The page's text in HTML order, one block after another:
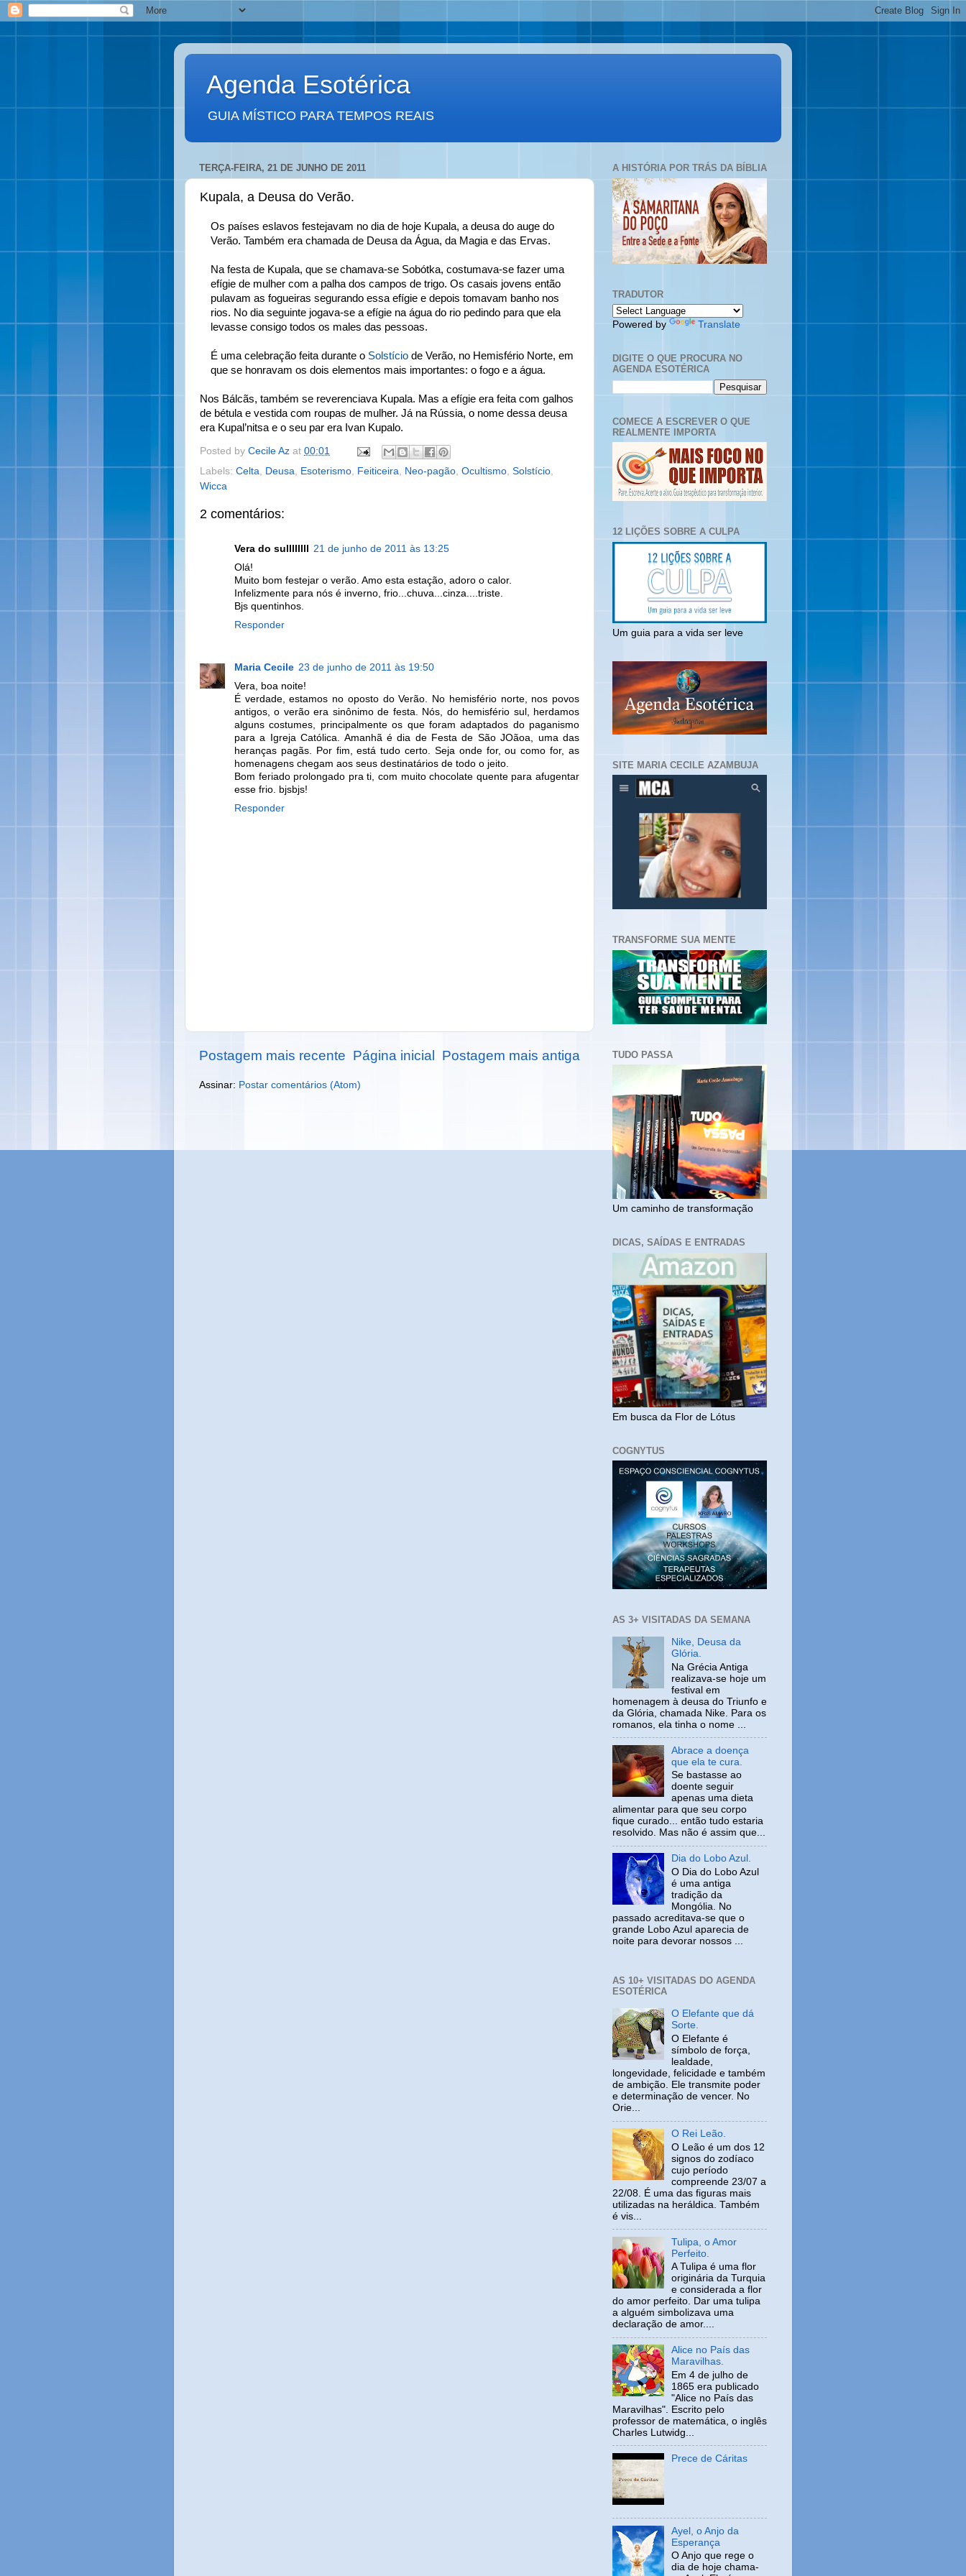
Agenda Esotérica
GUIA MÍSTICO PARA TEMPOS REAIS
TERÇA-FEIRA, 21 DE JUNHO DE 2011
Kupala, a Deusa do Verão.
Os países eslavos festejavam no dia de hoje Kupala, a deusa do auge do
Verão. Também era chamada de Deusa da Água, da Magia e das Ervas.
Na festa de Kupala, que se chamava-se Sobótka, costumava-se fazer uma
efígie de mulher com a palha dos campos de trigo. Os casais jovens então
pulavam as fogueiras segurando essa efígie e depois tomavam banho nos
rios. No dia seguinte jogava-se a efígie na água do rio pedindo para que ela
levasse consigo todos os males das pessoas.
É uma celebração feita durante o Solstício de Verão, no Hemisfério Norte, em
que se honravam os dois elementos mais importantes: o fogo e a água.
Nos Bálcãs, também se reverenciava Kupala. Mas a efígie era feita com galhos
de bétula e vestida com roupas de mulher. Já na Rússia, o nome dessa deusa
era Kupal’nitsa e o seu par era Ivan Kupalo.
Posted by Cecile Az at 00:01
Labels: Celta Deusa Esoterismo Feiticeira Neo-pagão Ocultismo Solstício
Wicca
2 comentários:
Vera do sullllllll
21 de junho de 2011 às 13:25
Olá!
Muito bom festejar o verão. Amo esta estação, adoro o calor.
Infelizmente para nós é inverno, frio...chuva...cinza....triste.
Bjs quentinhos.
Responder
Maria Cecile 23 de junho de 2011 às 19:50
Vera, boa noite!
É verdade, estamos no oposto do Verão. No hemisfério norte, nos povos
antigos, o verão era sinônimo de festa. Nós, do hemisfério sul, herdamos
alguns costumes, principalmente os que foram adaptados do paganismo
para a Igreja Católica. Amanhã é dia de Festa de São JOãoa, uma das
heranças pagãs. Por fim, está tudo certo. Seja onde for, ou como for, as
homenagens chegam aos seus destinatários de todo o jeito.
Bom feriado prolongado pra ti, com muito chocolate quente para afugentar
esse frio. bjsbjs!
Responder
Postagem mais recente Postagem mais antiga
Página inicial
Assinar: Postar comentários (Atom)
A HISTÓRIA POR TRÁS DA BÍBLIA
TRADUTOR
Powered by Translate
DIGITE O QUE PROCURA NO
AGENDA ESOTÉRICA
COMECE A ESCREVER O QUE
REALMENTE IMPORTA
12 LIÇÕES SOBRE A CULPA
Um guia para a vida ser leve
SITE MARIA CECILE AZAMBUJA
TRANSFORME SUA MENTE
TUDO PASSA
Um caminho de transformação
DICAS, SAÍDAS E ENTRADAS
Em busca da Flor de Lótus
COGNYTUS
AS 3+ VISITADAS DA SEMANA
Nike, Deusa da
Glória.
Na Grécia Antiga
realizava-se hoje um
festival em
homenagem à deusa do Triunfo e
da Glória, chamada Nike. Para os
romanos, ela tinha o nome ...
Abrace a doença
que ela te cura.
Se bastasse ao
doente seguir
apenas uma dieta
alimentar para que seu corpo
fique curado... então tudo estaria
resolvido. Mas não é assim que...
Dia do Lobo Azul.
O Dia do Lobo Azul
é uma antiga
tradição da
Mongólia. No
passado acreditava-se que o
grande Lobo Azul aparecia de
noite para devorar nossos ...
AS 10+ VISITADAS DO AGENDA
ESOTÉRICA
O Elefante que dá
Sorte.
O Elefante é
símbolo de força,
lealdade,
longevidade, felicidade e também
de ambição. Ele transmite poder
e determinação de vencer. No
Orie...
O Rei Leão.
O Leão é um dos 12
signos do zodíaco
cujo período
compreende 23/07 a
22/08. É uma das figuras mais
utilizadas na heráldica. Também
é vis...
Tulipa, o Amor
Perfeito.
A Tulipa é uma flor
originária da Turquia
e considerada a flor
do amor perfeito. Dar uma tulipa
a alguém simbolizava uma
declaração de amor....
Alice no País das
Maravilhas.
Em 4 de julho de
1865 era publicado
"Alice no País das
Maravilhas". Escrito pelo
professor de matemática, o inglês
Charles Lutwidg...
Prece de Cáritas
Ayel, o Anjo da
Esperança
O Anjo que rege o
dia de hoje chama-